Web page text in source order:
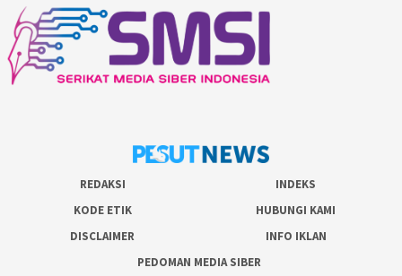
REDAKSI
INDEKS
KODE ETIK
HUBUNGI KAMI
DISCLAIMER
INFO IKLAN
PEDOMAN MEDIA SIBER